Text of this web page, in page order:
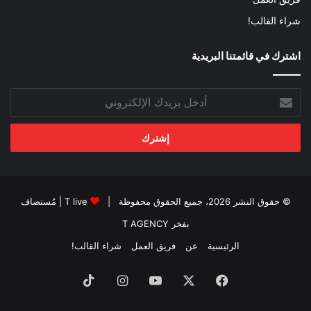
شراء القالب!
اشترك في قائمتنا البريدية
بريدك
الإلكتروني
© حقوق النشر 2026، جميع الحقوق محفوظة | T live | مُستضاف
بفخر T AGENCY
الرئيسية
عن فريق العمل شراء القالب!
فيسبوك ‫YouTubeانستقرام